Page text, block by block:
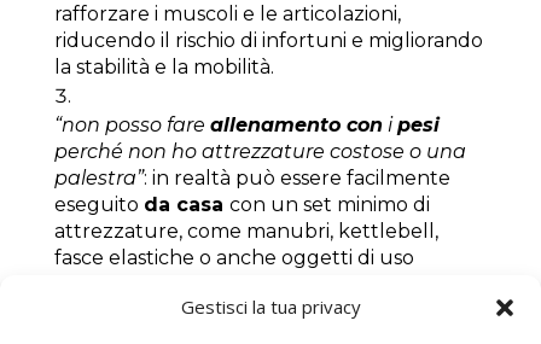
Gestisci la tua privacy
rafforzare i muscoli e le articolazioni,
riducendo il rischio di infortuni e migliorando
la stabilità e la mobilità.
“non posso fare allenamento conipesi
perché non ho attrezzature costose o una
palestra”: in realtà può essere facilmente
eseguito da casa con un set minimo di
attrezzature, come manubri, kettlebell,
fasce elastiche o anche oggetti di uso
sacchetti di riso. In alternativa, puoi sfruttare